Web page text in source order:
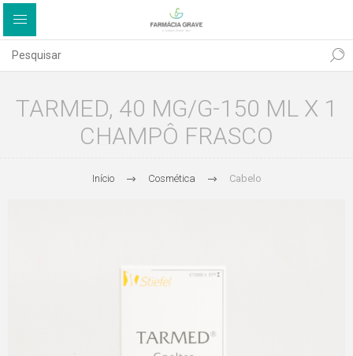
TARMED, 40 MG/G-150 ML X 1
CHAMPÔ FRASCO
Início Cosmética Cabelo